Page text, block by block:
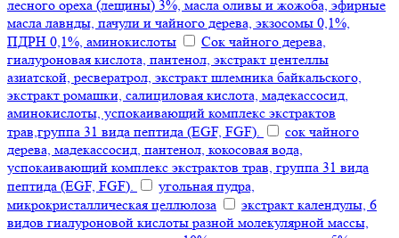
лесного ореха (лещины) 3%, масла оливы и жожоба, эфирные
масла лавнды, пачули и чайного дерева, экзосомы 0,1%,
ПДРН 0,1%, аминокислоты
Сок чайного дерева,
гиалуроновая кислота, пантенол, экстракт центеллы
азиатской, ресвератрол, экстракт шлемника байкальского,
экстракт ромашки, салициловая кислота, мадекассосид,
аминокислоты, успокаивающий комплекс экстрактов
трав,группа 31 вида пептида (EGF, FGF).
сок чайного
дерева, мадекассосид, пантенол, кокосовая вода,
успокаивающий комплекс экстрактов трав, группа 31 вида
пептида (EGF, FGF).
угольная пудра,
микрокристаллическая целлюлоза
экстракт календулы, 6
видов гиалуроновой кислоты разной молекулярной массы,